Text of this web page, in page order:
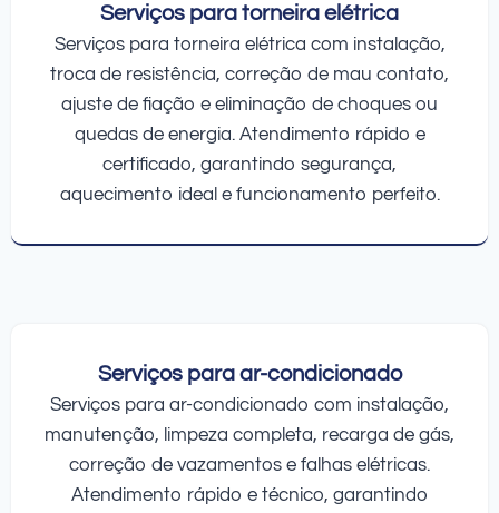
Serviços para torneira elétrica
Serviços para torneira elétrica com instalação,
troca de resistência, correção de mau contato,
ajuste de fiação e eliminação de choques ou
quedas de energia. Atendimento rápido e
certificado, garantindo segurança,
aquecimento ideal e funcionamento perfeito.
Serviços para ar-condicionado
Serviços para ar-condicionado com instalação,
manutenção, limpeza completa, recarga de gás,
correção de vazamentos e falhas elétricas.
Atendimento rápido e técnico, garantindo